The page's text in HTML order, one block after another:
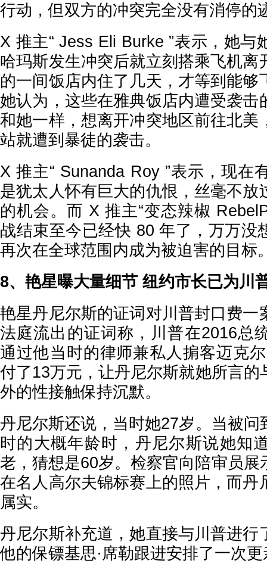
行动，但双方的冲突完全没有消停的
X 推主“ Jess Eli Burke ”表示，她与
哈玛斯发生冲突后就立刻搭乘飞机离
的一间饭店内住了几天，才等到能够
她认为，这些在雅典饭店内遭受袭击
和她一样，想离开冲突地区前往北美
站就遭到暴徒的袭击。
X 推主“ Sunanda Roy ”表示，现在
是犹太人怀有巨大的仇恨，丝毫不放
的机会。而 X 推主“变态辣椒
战结束至今已经快 80 年了，万万没
再次在全球范围内成为被迫害的目标
8、艳星曝大量细节 纽约市长已为川
艳星丹尼尔斯的证词对川普封口费一
法庭流出的证词称，川普在2016总
通过他当时的律师兼私人掮客迈克
付了13万元，让丹尼尔斯就她所言的
外的性接触保持沉默。
丹尼尔斯还说，当时她27岁。当被问
时的大概年龄时，丹尼尔斯说她知
老，猜想是60岁。检察官向陪审员展
在名人高尔夫锦标赛上的照片，而丹
属实。
丹尼尔斯补充道，她直接与川普进行
他的保镖基思·席勒跟进安排了一次